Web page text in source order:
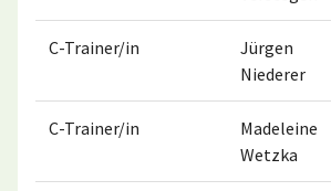
C-Trainer/in
Jürgen
Niederer
C-Trainer/in
Madeleine
Wetzka